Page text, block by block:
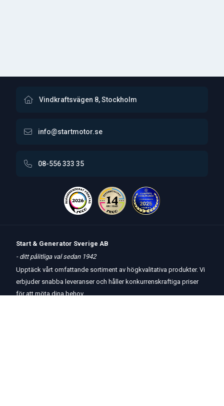
Vindkraftsvägen 8, Stockholm
info@startmotor.se
08-556 333 35
Start & Generator Sverige AB
- ditt pålitliga val sedan 1942
Upptäck vårt omfattande sortiment av högkvalitativa produkter. Vi
erbjuder snabba leveranser och håller konkurrenskraftiga priser
för att möta dina behov.